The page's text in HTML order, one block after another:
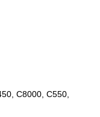
C8000, C550,